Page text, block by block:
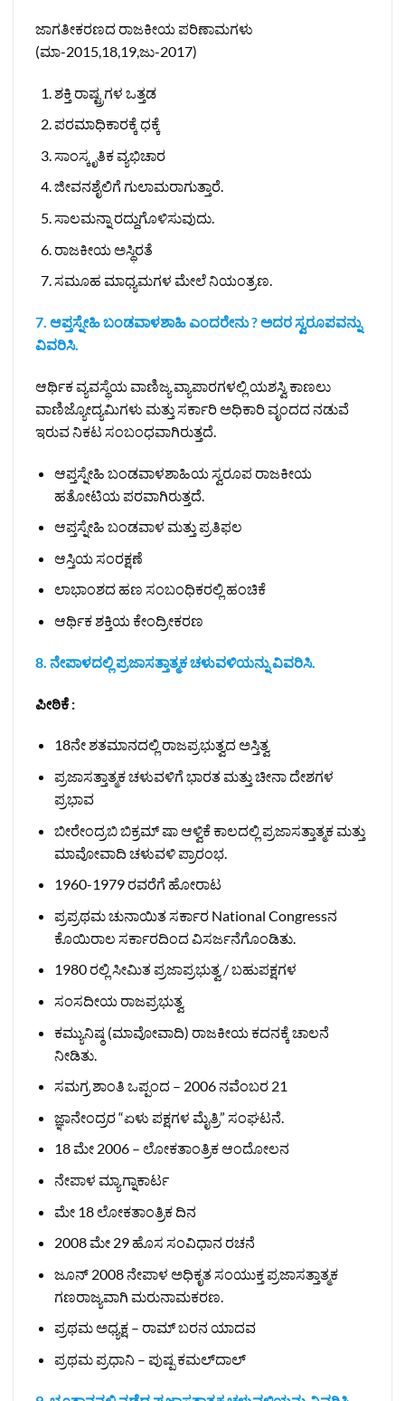
ಜಾಗತೀಕರಣದ ರಾಜಕೀಯ ಪರಿಣಾಮಗಳು
(ಮಾ-2015,18,19,ಜು-2017)
ಶಕ್ತಿ ರಾಷ್ಟ್ರಗಳ ಒತ್ತಡ
ಪರಮಾಧಿಕಾರಕ್ಕೆ ಧಕ್ಕೆ
ಸಾಂಸ್ಕೃತಿಕ ವ್ಯಭಿಚಾರ
ಜೀವನಶೈಲಿಗೆ ಗುಲಾಮರಾಗುತ್ತಾರೆ.
ಸಾಲಮನ್ನಾ ರದ್ದುಗೊಳಿಸುವುದು.
ರಾಜಕೀಯ ಅಸ್ಥಿರತೆ
ಸಮೂಹ ಮಾಧ್ಯಮಗಳ ಮೇಲೆ ನಿಯಂತ್ರಣ.
7. ಆಪ್ತಸ್ನೇಹಿ ಬಂಡವಾಳಶಾಹಿ ಎಂದರೇನು ? ಅದರ ಸ್ವರೂಪವನ್ನು
ವಿವರಿಸಿ.
ಆರ್ಥಿಕ ವ್ಯವಸ್ಥೆಯ ವಾಣಿಜ್ಯ ವ್ಯಾಪಾರಗಳಲ್ಲಿ ಯಶಸ್ವಿ ಕಾಣಲು
ವಾಣಿಜ್ಯೋದ್ಯಮಿಗಳು ಮತ್ತು ಸರ್ಕಾರಿ ಅಧಿಕಾರಿ ವೃಂದದ ನಡುವೆ
ಇರುವ ನಿಕಟ ಸಂಬಂಧವಾಗಿರುತ್ತದೆ.
ಆಪ್ತಸ್ನೇಹಿ ಬಂಡವಾಳಶಾಹಿಯ ಸ್ವರೂಪ ರಾಜಕೀಯ
ಹತೋಟಿಯ ಪರವಾಗಿರುತ್ತದೆ.
ಆಪ್ತಸ್ನೇಹಿ ಬಂಡವಾಳ ಮತ್ತು ಪ್ರತಿಫಲ
ಆಸ್ತಿಯ ಸಂರಕ್ಷಣೆ
ಲಾಭಾಂಶದ ಹಣ ಸಂಬಂಧಿಕರಲ್ಲಿ ಹಂಚಿಕೆ
ಆರ್ಥಿಕ ಶಕ್ತಿಯ ಕೇಂದ್ರೀಕರಣ
8. ನೇಪಾಳದಲ್ಲಿ ಪ್ರಜಾಸತ್ತಾತ್ಮಕ ಚಳುವಳಿಯನ್ನು ವಿವರಿಸಿ.
ಪೀಠಿಕೆ :
18ನೇ ಶತಮಾನದಲ್ಲಿ ರಾಜಪ್ರಭುತ್ವದ ಅಸ್ತಿತ್ವ
ಪ್ರಜಾಸತ್ತಾತ್ಮಕ ಚಳುವಳಿಗೆ ಭಾರತ ಮತ್ತು ಚೀನಾ ದೇಶಗಳ
ಪ್ರಭಾವ
ಬೀರೇಂದ್ರಬಿ‌ ಬಿಕ್ರಮ್ ಷಾ ಆಳ್ವಿಕೆ ಕಾಲದಲ್ಲಿ ಪ್ರಜಾಸತ್ತಾತ್ಮಕ ಮತ್ತು
ಮಾವೋವಾದಿ ಚಳುವಳಿ ಪ್ರಾರಂಭ.
1960-1979 ರವರೆಗೆ ಹೋರಾಟ
ಪ್ರಪ್ರಥಮ ಚುನಾಯಿತ ಸರ್ಕಾರ National Congressನ
ಕೊಯಿರಾಲ ಸರ್ಕಾರದಿಂದ ವಿಸರ್ಜನೆಗೊಂಡಿತು.
1980 ರಲ್ಲಿ ಸೀಮಿತ ಪ್ರಜಾಪ್ರಭುತ್ವ / ಬಹುಪಕ್ಷಗಳ
ಸಂಸದೀಯ ರಾಜಪ್ರಭುತ್ವ
ಕಮ್ಯುನಿಷ್ಠ (ಮಾವೋವಾದಿ) ರಾಜಕೀಯ ಕದನಕ್ಕೆ ಚಾಲನೆ
ನೀಡಿತು.
ಸಮಗ್ರ ಶಾಂತಿ ಒಪ್ಪಂದ – 2006 ನವೆಂಬರ 21
ಜ್ಞಾನೇಂದ್ರರ “ಏಳು ಪಕ್ಷಗಳ ಮೈತ್ರಿ” ಸಂಘಟನೆ.
18 ಮೇ 2006 – ಲೋಕತಾಂತ್ರಿಕ ಆಂದೋಲನ
ನೇಪಾಳ ಮ್ಯಾಗ್ನಾಕಾರ್ಟ
ಮೇ 18 ಲೋಕತಾಂತ್ರಿಕ ದಿನ
2008 ಮೇ 29 ಹೊಸ ಸಂವಿಧಾನ ರಚನೆ
ಜೂನ್ 2008 ನೇಪಾಳ ಅಧಿಕೃತ ಸಂಯುಕ್ತ ಪ್ರಜಾಸತ್ತಾತ್ಮಕ
ಗಣರಾಜ್ಯವಾಗಿ ಮರುನಾಮಕರಣ.
ಪ್ರಥಮ ಅಧ್ಯಕ್ಷ – ರಾಮ್ ಬರನ ಯಾದವ
ಪ್ರಥಮ ಪ್ರಧಾನಿ – ಪುಷ್ಪ ಕಮಲ್‌ದಾಲ್